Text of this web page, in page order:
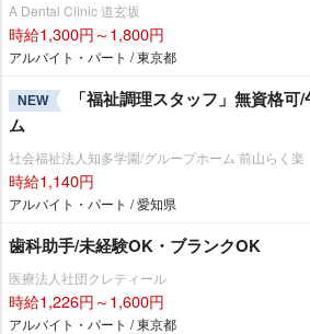
A Dental Clinic 道玄坂
時給1,300円～1,800円
アルバイト・パート / 東京都
NEW
「福祉調理スタッフ」無資格
ム
社会福祉法人知多学園/グループホーム 前山らく楽
時給1,140円
アルバイト・パート / 愛知県
歯科助手/未経験OK・ブランクOK
医療法人社団クレティール
時給1,226円～1,600円
アルバイト・パート / 東京都